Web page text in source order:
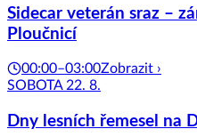
Sidecar veterán sraz –
Ploučnicí
00:00–03:00Zobrazit ›
SOBOTA 22. 8.
Dny lesních řemesel na